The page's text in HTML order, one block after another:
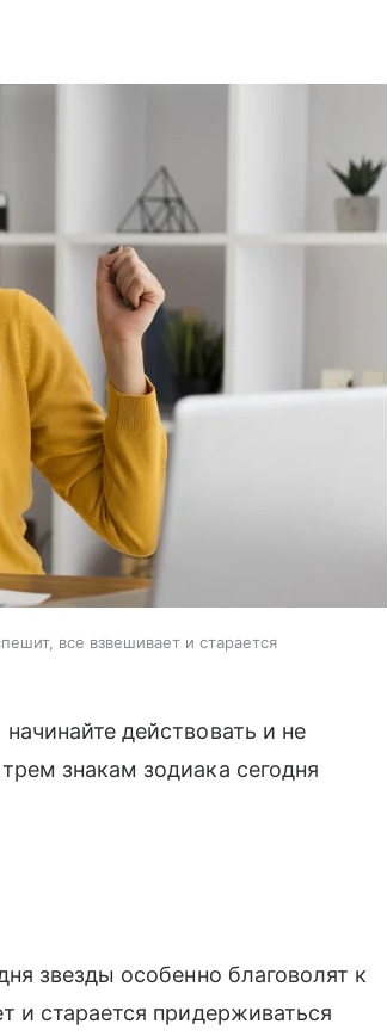
все взвешивает и старается
действовать и не
знакам зодиака сегодня
звезды особенно благоволят к
и старается придерживаться